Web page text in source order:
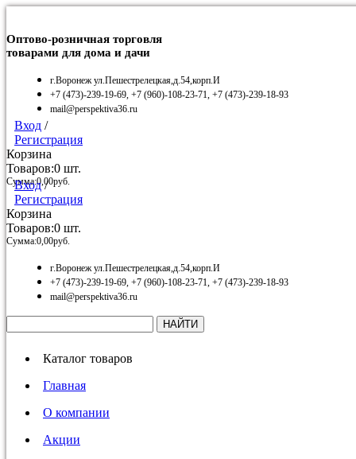
Оптово-розничная торговля
товарами для дома и дачи
г.Воронеж ул.Пешестрелецкая,д.54,корп.И
+7 (473)-239-19-69, +7 (960)-108-23-71, +7 (473)-239-18-93
mail@perspektiva36.ru
Вход /
Регистрация
Корзина
Товаров:0 шт.
Сумма:0,00руб.
Вход/
Регистрация
Корзина
Товаров:0 шт.
Сумма:0,00руб.
г.Воронеж ул.Пешестрелецкая,д.54,корп.И
+7 (473)-239-19-69, +7 (960)-108-23-71, +7 (473)-239-18-93
mail@perspektiva36.ru
Каталог товаров
Главная
О компании
Акции